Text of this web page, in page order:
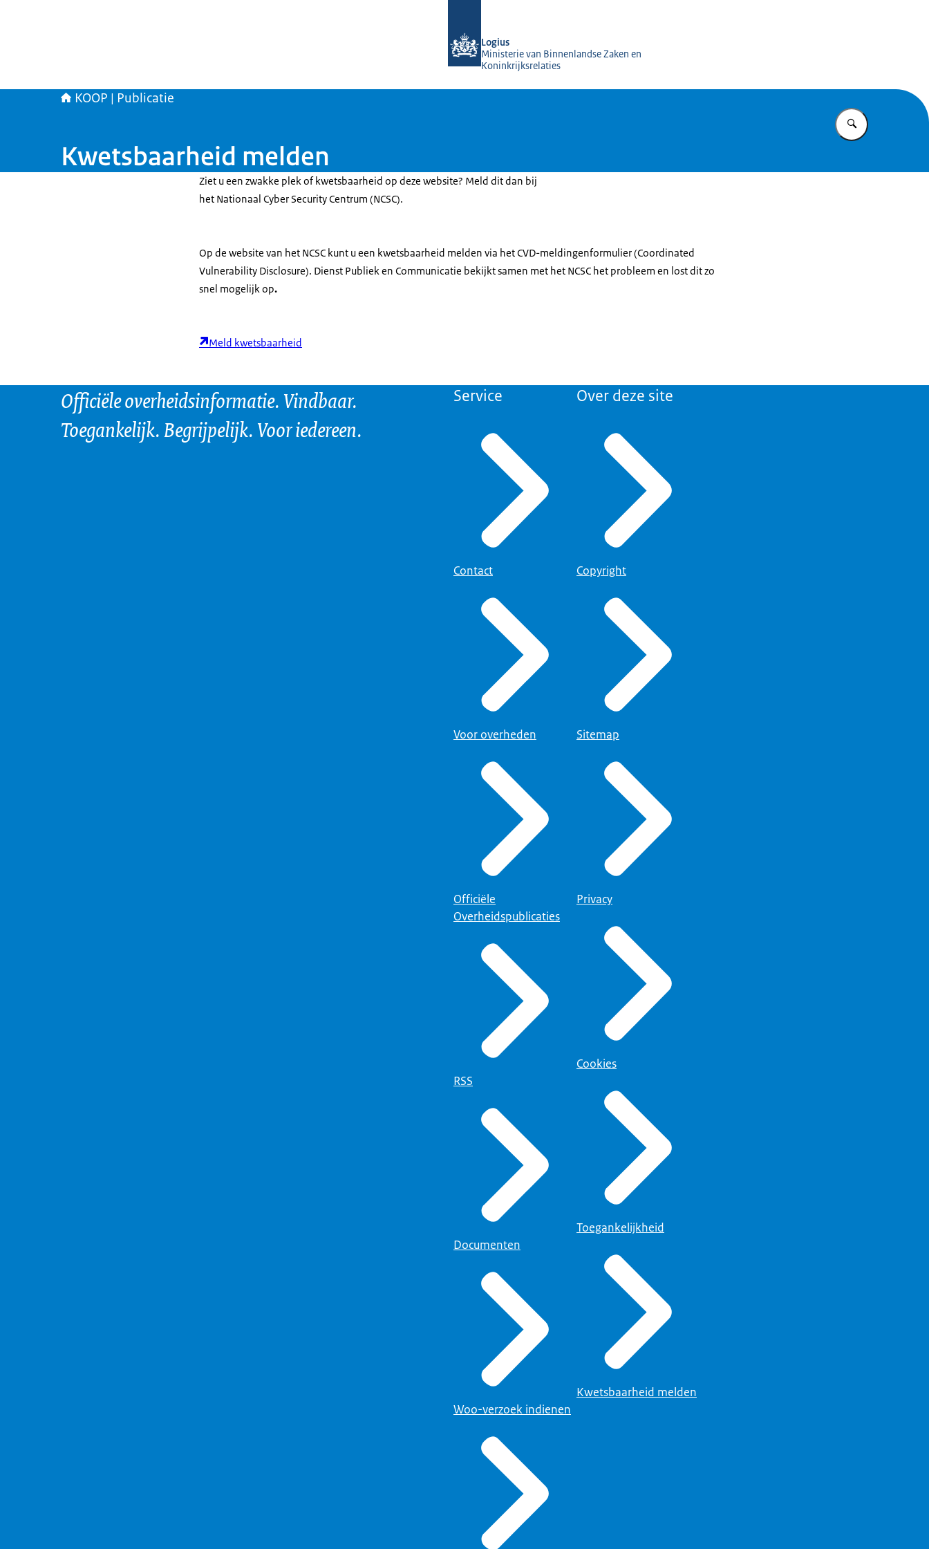
Logius
Ministerie van Binnenlandse Zaken en
Koninkrijksrelaties
KOOP | Publicatie
Vul in wat u
Kwetsbaarheid melden
Ziet u een zwakke plek of kwetsbaarheid op deze website? Meld dit dan bij
het Nationaal Cyber Security Centrum (NCSC).
Op de website van het NCSC kunt u een kwetsbaarheid melden via het CVD-meldingenformulier (Coordinated
Vulnerability Disclosure). Dienst Publiek en Communicatie bekijkt samen met het NCSC het probleem en lost dit zo
snel mogelijk op.
Meld kwetsbaarheid
Officiële overheidsinformatie. Vindbaar.
Toegankelijk. Begrijpelijk. Voor iedereen.
Service
Contact
Voor overheden
Officiële
Overheidspublicaties
RSS
Documenten
Woo-verzoek indienen
Over deze site
Copyright
Sitemap
Privacy
Cookies
Toegankelijkheid
Kwetsbaarheid melden